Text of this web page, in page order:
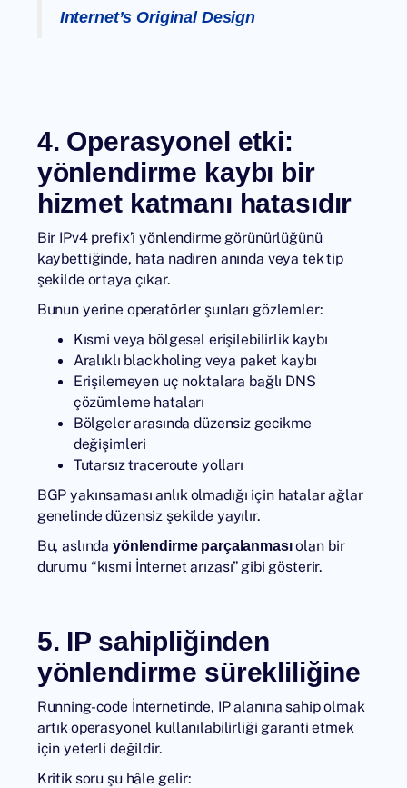
Internet’s Original Design
4. Operasyonel etki:
yönlendirme kaybı bir
hizmet katmanı hatasıdır
Bir IPv4 prefix’i yönlendirme görünürlüğünü
kaybettiğinde, hata nadiren anında veya tek tip
şekilde ortaya çıkar.
Bunun yerine operatörler şunları gözlemler:
Kısmi veya bölgesel erişilebilirlik kaybı
Aralıklı blackholing veya paket kaybı
Erişilemeyen uç noktalara bağlı DNS
çözümleme hataları
Bölgeler arasında düzensiz gecikme
değişimleri
Tutarsız traceroute yolları
BGP yakınsaması anlık olmadığı için hatalar ağlar
genelinde düzensiz şekilde yayılır.
Bu, aslında yönlendirme parçalanmasıolan bir
durumu “kısmi İnternet arızası” gibi gösterir.
5. IP sahipliğinden
yönlendirme sürekliliğine
Running-code İnternetinde, IP alanına sahip olmak
artık operasyonel kullanılabilirliği garanti etmek
için yeterli değildir.
Kritik soru şu hâle gelir: